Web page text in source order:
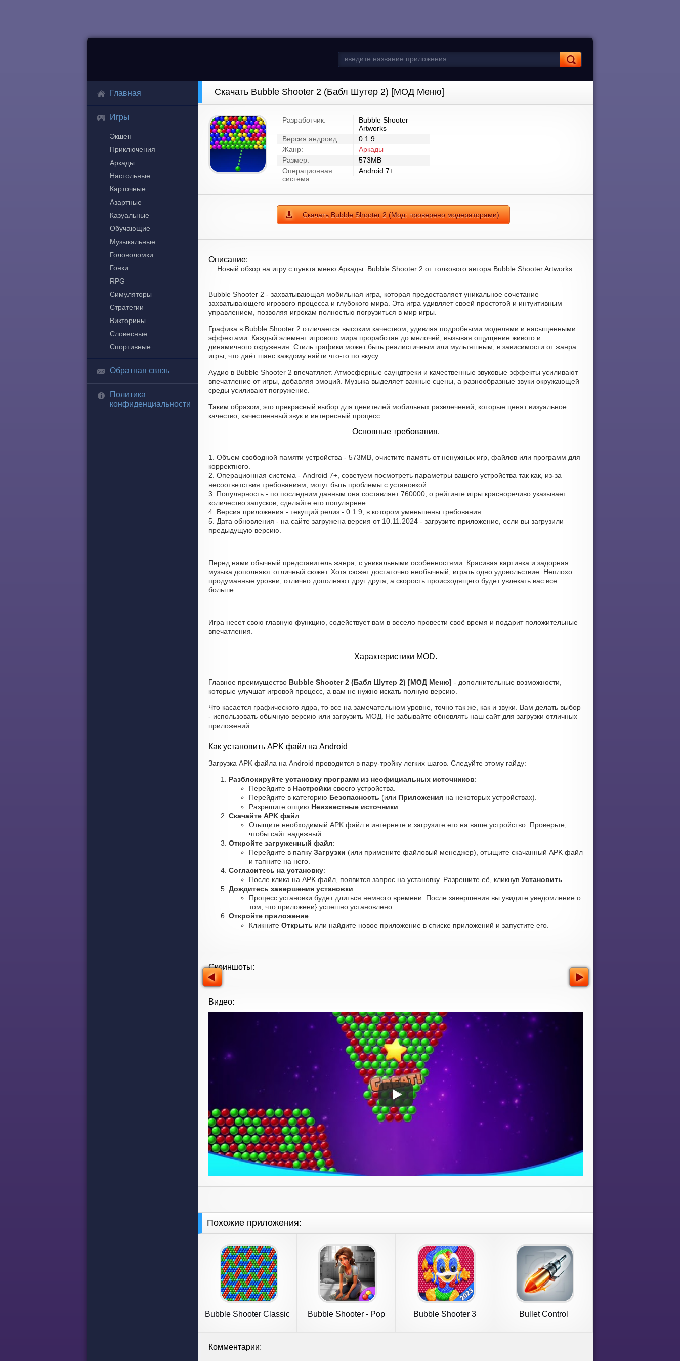
Главная
Игры
Экшен
Приключения
Аркады
Настольные
Карточные
Азартные
Казуальные
Обучающие
Музыкальные
Головоломки
Гонки
RPG
Симуляторы
Стратегии
Викторины
Словесные
Спортивные
Обратная связь
Политика
конфиденциальности
Скачать Bubble Shooter 2 (Бабл Шутер 2) [МОД Меню]
Разработчик:
Bubble Shooter
Artworks
Версия андроид:
0.1.9
Жанр:
Аркады
Размер:
573MB
Операционная
система:
Android 7+
Скачать Bubble Shooter 2 (Мод: проверено модераторами)
Описание:
Новый обзор на игру с пункта меню Аркады. Bubble Shooter 2 от толкового автора Bubble Shooter Artworks.
Bubble Shooter 2 - захватывающая мобильная игра, которая предоставляет уникальное сочетание
захватывающего игрового процесса и глубокого мира. Эта игра удивляет своей простотой и интуитивным
управлением, позволяя игрокам полностью погрузиться в мир игры.
Графика в Bubble Shooter 2 отличается высоким качеством, удивляя подробными моделями и насыщенными
эффектами. Каждый элемент игрового мира проработан до мелочей, вызывая ощущение живого и
динамичного окружения. Стиль графики может быть реалистичным или мультяшным, в зависимости от жанра
игры, что даёт шанс каждому найти что-то по вкусу.
Аудио в Bubble Shooter 2 впечатляет. Атмосферные саундтреки и качественные звуковые эффекты усиливают
впечатление от игры, добавляя эмоций. Музыка выделяет важные сцены, а разнообразные звуки окружающей
среды усиливают погружение.
Таким образом, это прекрасный выбор для ценителей мобильных развлечений, которые ценят визуальное
качество, качественный звук и интересный процесс.
Основные требования.
1. Объем свободной памяти устройства - 573MB, очистите память от ненужных игр, файлов или программ для
корректного.
2. Операционная система - Android 7+, советуем посмотреть параметры вашего устройства так как, из-за
несоответствия требованиям, могут быть проблемы с установкой.
3. Популярность - по последним данным она составляет 760000, о рейтинге игры красноречиво указывает
количество запусков, сделайте его популярнее.
4. Версия приложения - текущий релиз - 0.1.9, в котором уменьшены требования.
5. Дата обновления - на сайте загружена версия от 10.11.2024 - загрузите приложение, если вы загрузили
предыдущую версию.
Перед нами обычный представитель жанра, с уникальными особенностями. Красивая картинка и задорная
музыка дополняют отличный сюжет. Хотя сюжет достаточно необычный, играть одно удовольствие. Неплохо
продуманные уровни, отлично дополняют друг друга, а скорость происходящего будет увлекать вас все
больше.
Игра несет свою главную функцию, содействует вам в весело провести своё время и подарит положительные
впечатления.
Характеристики MOD.
Главное преимущество Bubble Shooter 2 (Бабл Шутер 2) [МОД Меню] - дополнительные возможности,
которые улучшат игровой процесс, а вам не нужно искать полную версию.
Что касается графического ядра, то все на замечательном уровне, точно так же, как и звуки. Вам делать выбор
- использовать обычную версию или загрузить МОД. Не забывайте обновлять наш сайт для загрузки отличных
приложений.
Как установить APK файл на Android
Загрузка APK файла на Android проводится в пару-тройку легких шагов. Следуйте этому гайду:
Разблокируйте установку программ из неофициальных источников:
Перейдите в Настройки своего устройства.
Перейдите в категорию Безопасность (или Приложения на некоторых устройствах).
Разрешите опцию Неизвестные источники
Скачайте APK файл:
Отыщите необходимый APK файл в интернете и загрузите его на ваше устройство. Проверьте,
чтобы сайт надежный.
Откройте загруженный файл:
Перейдите в папку Загрузки (или примените файловый менеджер), отыщите скачанный APK файл
и тапните на него.
Согласитесь на установку:
После клика на APK файл, появится запрос на установку. Разрешите её, кликнув Установить
Дождитесь завершения установки:
Процесс установки будет длиться немного времени. После завершения вы увидите уведомление о
том, что приложени} успешно установлено.
Откройте приложение:
Кликните Открыть или найдите новое приложение в списке приложений и запустите его.
Скриншоты:
Видео:
Похожие приложения:
Bubble Shooter Classic
Bubble Shooter - Pop
Bubble Shooter 3 Bullet Control
Комментарии: